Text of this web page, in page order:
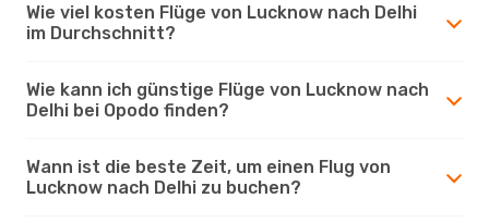
Wie viel kosten Flüge von Lucknow nach Delhi
im Durchschnitt?
Wie kann ich günstige Flüge von Lucknow nach
Delhi bei Opodo finden?
Wann ist die beste Zeit, um einen Flug von
Lucknow nach Delhi zu buchen?